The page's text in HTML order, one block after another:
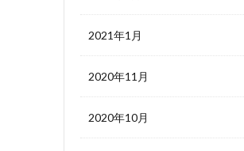
2021年1月
2020年11月
2020年10月